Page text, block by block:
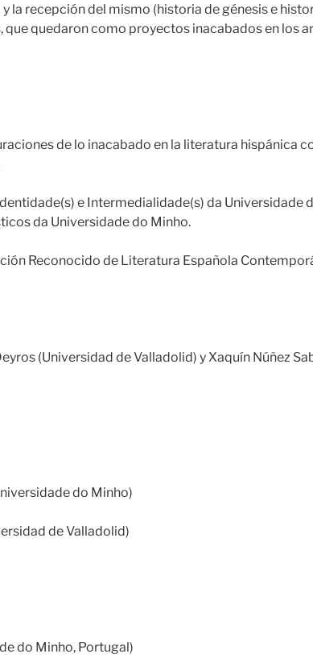
la recepción del mismo (historia de génesis e
que quedaron como proyectos inacabados en los
de lo inacabado en la literatura hispánica
e Intermedialidade(s) da Universidade
da Universidade do Minho.
Reconocido de Literatura Española
(Universidad de Valladolid) y Xaquín Núñez
do Minho)
de Valladolid)
do Minho, Portugal)